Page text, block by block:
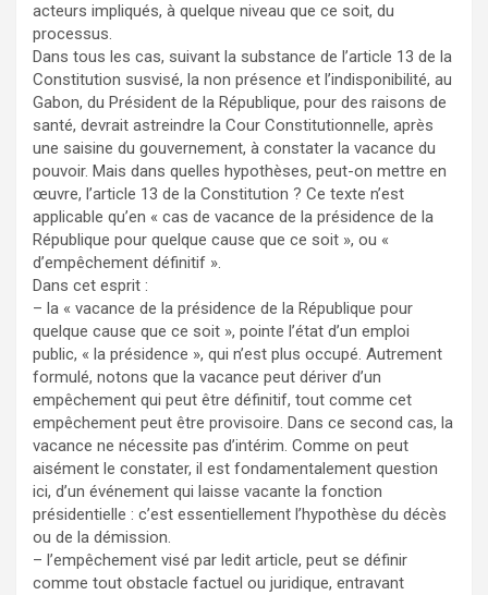
acteurs impliqués, à quelque niveau que ce soit, du
processus.
Dans tous les cas, suivant la substance de l’article 13 de la
Constitution susvisé, la non présence et l’indisponibilité, au
Gabon, du Président de la République, pour des raisons de
santé, devrait astreindre la Cour Constitutionnelle, après
une saisine du gouvernement, à constater la vacance du
pouvoir. Mais dans quelles hypothèses, peut-on mettre en
œuvre, l’article 13 de la Constitution ? Ce texte n’est
applicable qu’en « cas de vacance de la présidence de la
République pour quelque cause que ce soit », ou «
d’empêchement définitif ».
Dans cet esprit :
– la « vacance de la présidence de la République pour
quelque cause que ce soit », pointe l’état d’un emploi
public, « la présidence », qui n’est plus occupé. Autrement
formulé, notons que la vacance peut dériver d’un
empêchement qui peut être définitif, tout comme cet
empêchement peut être provisoire. Dans ce second cas, la
vacance ne nécessite pas d’intérim. Comme on peut
aisément le constater, il est fondamentalement question
ici, d’un événement qui laisse vacante la fonction
présidentielle : c’est essentiellement l’hypothèse du décès
ou de la démission.
– l’empêchement visé par ledit article, peut se définir
comme tout obstacle factuel ou juridique, entravant